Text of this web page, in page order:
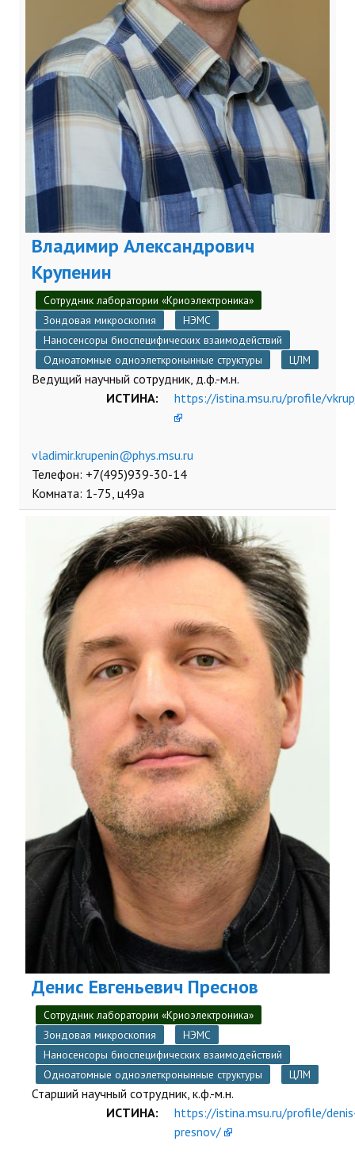
Владимир Александрович
Крупенин
Сотрудник лаборатории «Криоэлектроника»
Зондовая микроскопия
НЭМС
Наносенсоры биоспецифических взаимодействий
Одноатомные одноэлеткронынные структуры
ЦЛМ
Ведущий научный сотрудник, д.ф.-м.н.
ИСТИНА:
https://istina.msu.ru/profile/
Телефон: +7(495)939-30-14
Комната: 1-75, ц49а
Денис Евгеньевич Преснов
Сотрудник лаборатории «Криоэлектроника»
Зондовая микроскопия
НЭМС
Наносенсоры биоспецифических взаимодействий
Одноатомные одноэлеткронынные структуры
ЦЛМ
Старший научный сотрудник, к.ф.-м.н.
ИСТИНА:
https://istina.msu.ru/profile/
presnov/